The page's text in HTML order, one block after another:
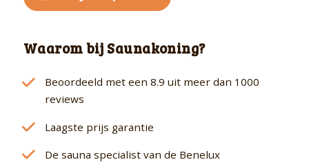
Waarom bij Saunakoning?
Beoordeeld met een 8.9 uit meer dan 1000
reviews
Laagste prijs garantie
De sauna specialist van de Benelux